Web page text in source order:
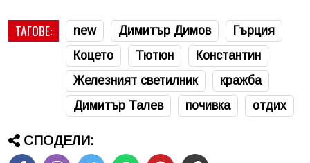
ТАГОВЕ: new Димитър Димов
Гърция
Коцето
Тютюн
Константин
Железният светилник
кражба
Димитър Талев
почивка отдих
СПОДЕЛИ: